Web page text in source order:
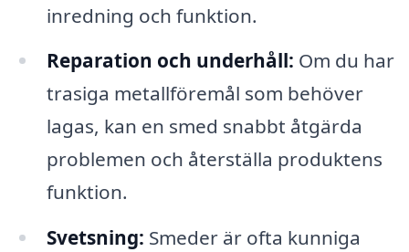
inredning och funktion.
Reparation och underhåll: Om du har
trasiga metallföremål som behöver
lagas, kan en smed snabbt åtgärda
problemen och återställa produktens
funktion.
Svetsning: Smeder är ofta kunniga